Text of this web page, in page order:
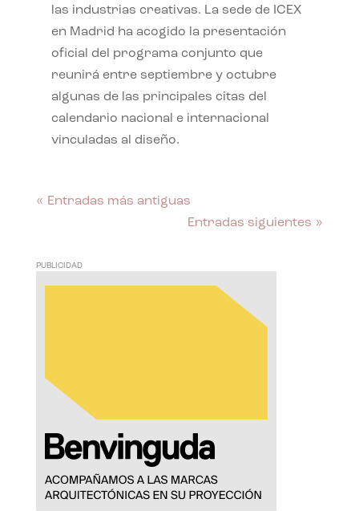
las industrias creativas. La sede de ICEX
en Madrid ha acogido la presentación
oficial del programa conjunto que
reunirá entre septiembre y octubre
algunas de las principales citas del
calendario nacional e internacional
vinculadas al diseño.
« Entradas más antiguas
Entradas siguientes »
PUBLICIDAD